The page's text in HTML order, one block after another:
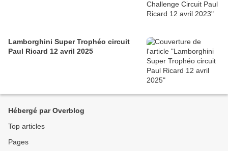
Lamborghini Super Trophéo circuit
Paul Ricard 12 avril 2025
Hébergé par Overblog
Top articles
Pages